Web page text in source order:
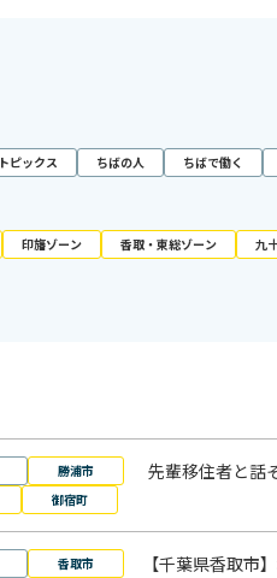
トピックス ちばの人 ちばで働く
印旛ゾーン 香取・東総ゾーン 九
勝浦市
御宿町
先輩移住者と話
香取市 【千葉県香取市